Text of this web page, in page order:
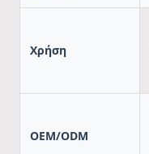
Χρήση
OEM/ODM